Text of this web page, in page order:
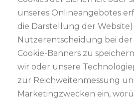
unseres Onlineangebotes
die Darstellung der
Nutzerentscheidung bei
Cookie-Banners zu
wir oder unsere
zur Reichweitenmessung
Marketingzwecken ein,